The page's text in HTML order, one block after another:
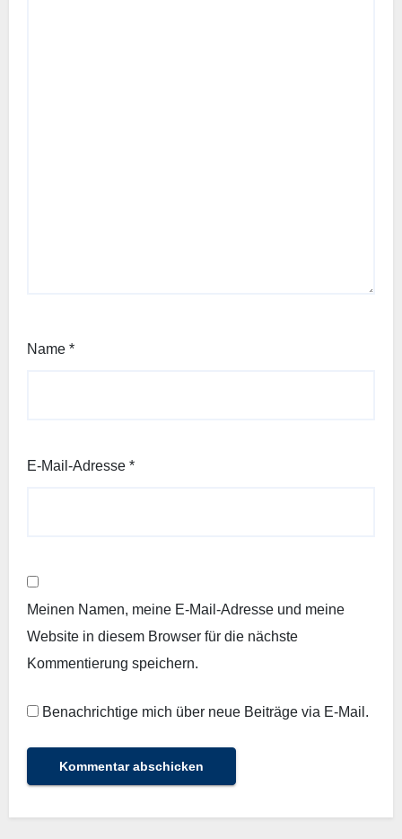
Name *
E-Mail-Adresse *
Meinen Namen, meine E-Mail-Adresse und meine
Website in diesem Browser für die nächste
Kommentierung speichern.
Benachrichtige mich über neue Beiträge via E-Mail.